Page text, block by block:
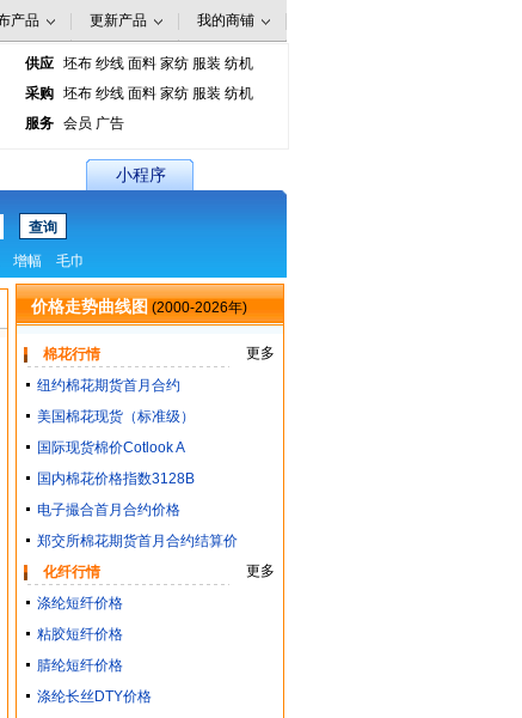
供应 坯布 纱线 面料 家纺 服装 纺机
采购 坯布 纱线 面料 家纺 服装 纺机
服务 会员 广告
小程序
增幅 毛巾
价格走势曲线图 (2000-2026年)
棉花行情
更多
纽约棉花期货首月合约
美国棉花现货（标准级）
国际现货棉价Cotlook A
国内棉花价格指数3128B
电子撮合首月合约价格
郑交所棉花期货首月合约结算价
化纤行情
更多
涤纶短纤价格
粘胶短纤价格
腈纶短纤价格
涤纶长丝DTY价格